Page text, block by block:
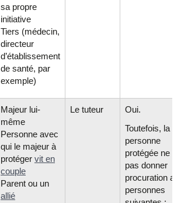
sa propre
initiative
Tiers (médecin,
directeur
d’établissement
de santé, par
exemple)
Majeur lui-
même
Personne avec
qui le majeur à
protéger vit en
couple
Parent ou un
allié
Le tuteur
Oui.
Toutefois, la
personne
protégée ne
pas donner
procuration
personnes